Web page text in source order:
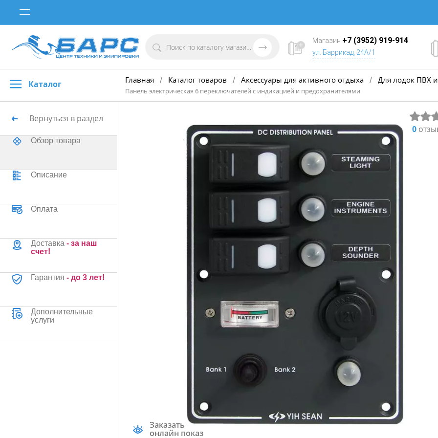
Магазин +7 (3952) 919-914
ул. Баррикад, 24А/1
Каталог Главная / Каталог товаров / Аксессуары для активного отдыха / Для лодок ПВХ
Панель электрическая 6 переключателей с индикацией и предохранителями
Вернуться в раздел
Обзор товара
Описание
Оплата
Доставка - за наш
счет!
Гарантия - до 3 лет!
Дополнительные
услуги
0
Заказать
онлайн показ